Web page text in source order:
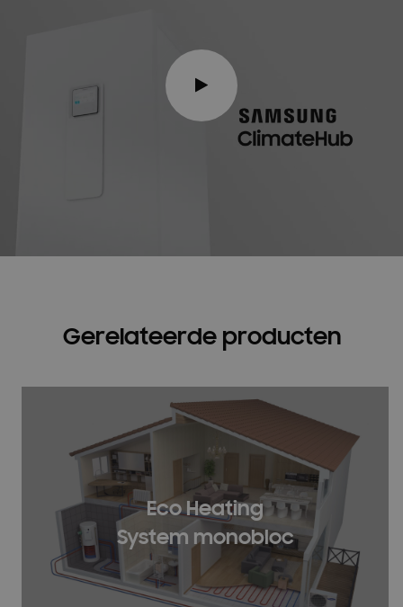
Gerelateerde producten
Eco Heating
System monobloc